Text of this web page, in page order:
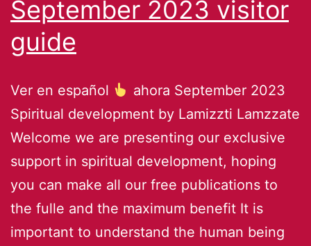
September 2023 visitor
guide
Ver en español
ahora September 2023
Spiritual development by Lamizzti Lamzzate
Welcome we are presenting our exclusive
support in spiritual development, hoping
you can make all our free publications to
the fulle and the maximum benefit It is
important to understand the human being